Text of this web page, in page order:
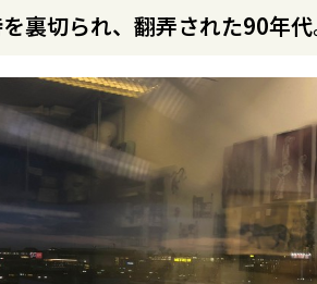
裏切られ、翻弄された90年